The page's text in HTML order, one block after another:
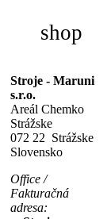
shop
Stroje - Maruni
s.r.o.
Areál Chemko
Strážske
072 22 Strážske
Slovensko
Office /
Fakturačná
adresa: